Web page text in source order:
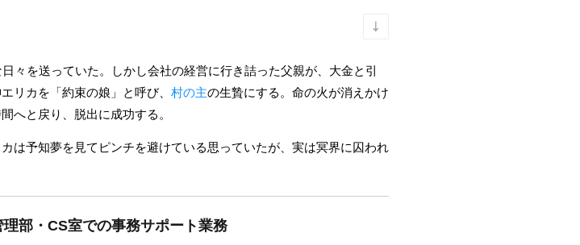
々を送っていた。しかし会社の経営に行き詰った父親が、大金と引
リカを「約束の娘」と呼び、 村の主の生贄にする。命の火が消えかけ
へと戻り、脱出に成功する。
は予知夢を見てピンチを避けている思っていたが、実は冥界に囚われ
部・CS室での事務サポート業務